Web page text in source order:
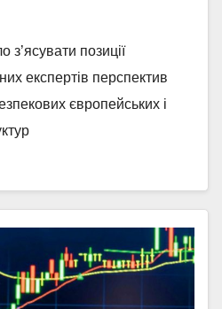
(серпень
позиції
експертів перспектив
європейських і